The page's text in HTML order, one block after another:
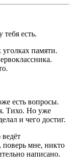
есть.
памяти.
есть вопросы.
Тихо. Но уже
и чего достиг.
мне, никто
написано.